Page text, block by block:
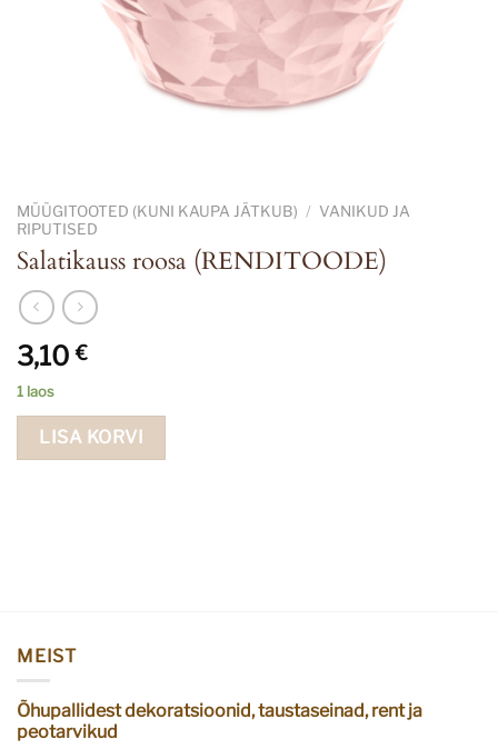
MÜÜGITOOTED (KUNI KAUPA JÄTKUB) / VANIKUD JA
RIPUTISED
Salatikauss roosa (RENDITOODE)
3,10€
1 laos
LISA KORVI
MEIST
Õhupallidest dekoratsioonid, taustaseinad, rent ja
peotarvikud